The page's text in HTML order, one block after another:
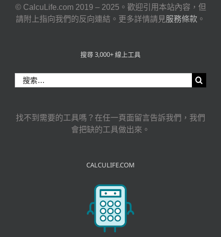
© CalcuLife.com 2019 – 2025。歡迎引用本站內容，但
請附上指向我們的反向連結。更多詳情請見服務條款 。
搜尋 3,000+ 線上工具
索
果：
找不到需要的工具嗎？在任一頁面留言告訴我們，我們
會把缺的工具做出來。
CALCULIFE.COM